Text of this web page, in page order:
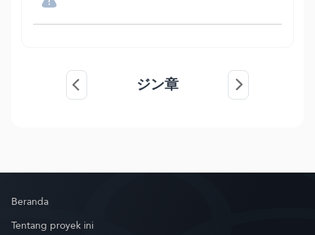
ジン章
Beranda
Tentang proyek ini